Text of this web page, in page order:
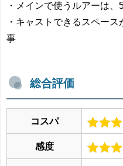
・メインで使うルアーは、
・キャストできるスペー
事
総合評価
コスパ
感度